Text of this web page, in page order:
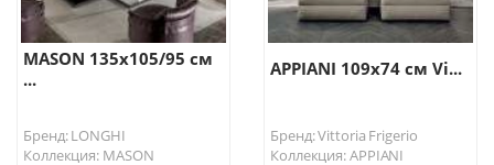
MASON 135х105/95 см
...
Бренд: LONGHI
Коллекция: MASON
APPIANI 109х74 см Vi...
Бренд: Vittoria Frigerio
Коллекция: APPIANI